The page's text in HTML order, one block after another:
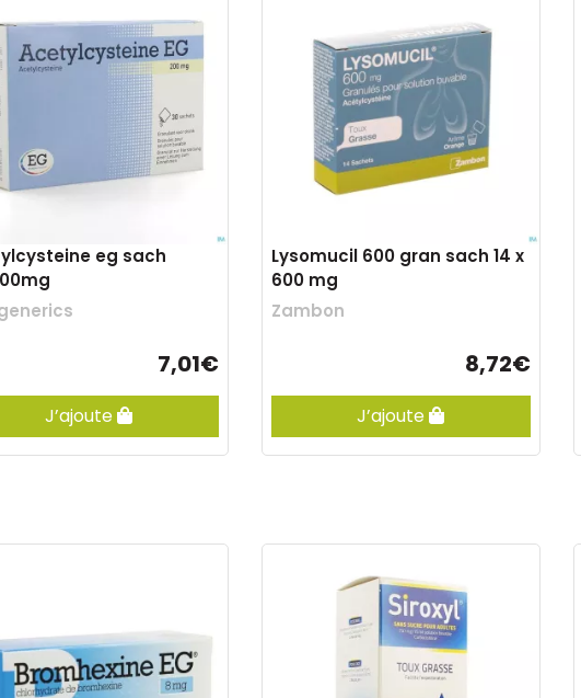
eg sach
7,01€
J’ajoute
Lysomucil 600 gran sach 14 x
600 mg
Zambon
8,72€
J’ajoute